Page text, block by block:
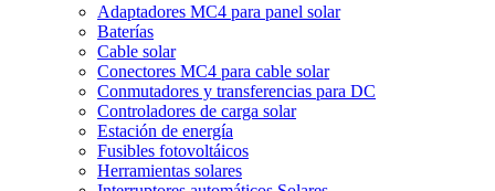
Adaptadores MC4 para panel solar
Baterías
Cable solar
Conectores MC4 para cable solar
Conmutadores y transferencias para DC
Controladores de carga solar
Estación de energía
Fusibles fotovoltáicos
Herramientas solares